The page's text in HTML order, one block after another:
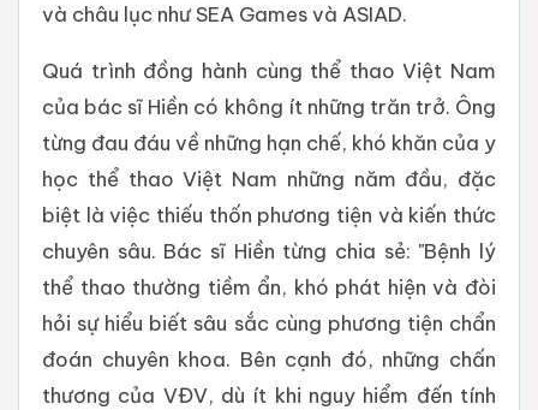
và châu lục như SEA Games và ASIAD.
Quá trình đồng hành cùng thể thao Việt Nam
của bác sĩ Hiền có không ít những trăn trở. Ông
từng đau đáu về những hạn chế, khó khăn của y
học thể thao Việt Nam những năm đầu, đặc
biệt là việc thiếu thốn phương tiện và kiến thức
chuyên sâu. Bác sĩ Hiền từng chia sẻ: "Bệnh lý
thể thao thường tiềm ẩn, khó phát hiện và đòi
hỏi sự hiểu biết sâu sắc cùng phương tiện chẩn
đoán chuyên khoa. Bên cạnh đó, những chấn
thương của VĐV, dù ít khi nguy hiểm đến tính